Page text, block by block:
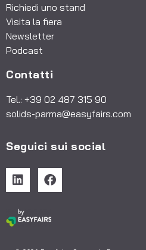
Richiedi uno stand
Visita la fiera
Newsletter
Podcast
Contatti
Tel.: +39 02 487 315 90
solids-parma@easyfairs.com
Seguici sui social